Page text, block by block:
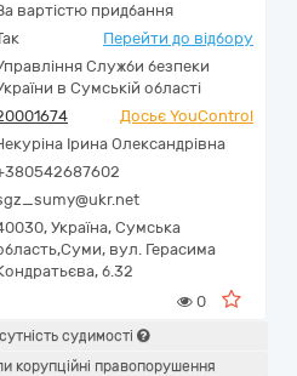
вартістю придбання
Перейти до відбору
Служби безпеки
в Сумській області
Досьє YouControl
Ірина Олександрівна
Україна, Сумська
Суми, вул. Герасима
б.32
0
судимості
корупційні правопорушення